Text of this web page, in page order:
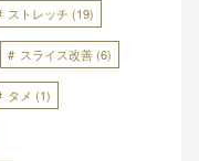
ストレッチ (19)
スライス改善 (6)
タメ (1)